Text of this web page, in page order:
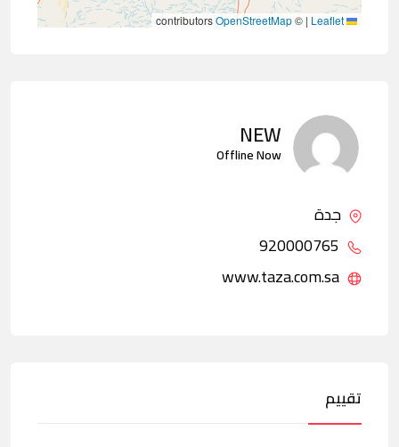
|
©
OpenStreetMap
NEW
Offline Now
جدة
تقييم